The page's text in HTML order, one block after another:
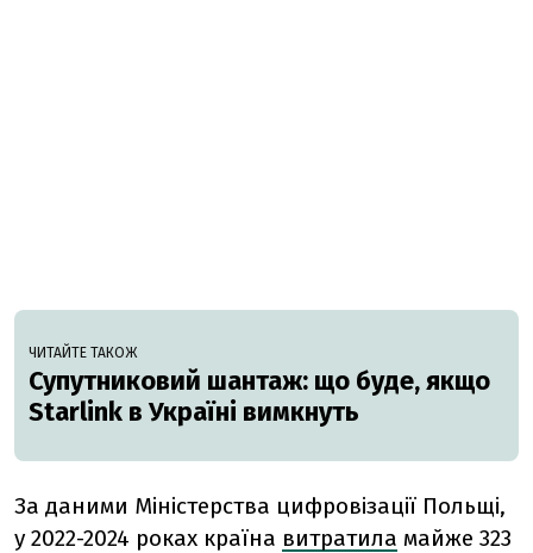
ЧИТАЙТЕ ТАКОЖ
Супутниковий шантаж: що буде, якщо
Starlink в Україні вимкнуть
За даними Міністерства цифровізації Польщі,
у 2022-2024 роках країна витратила майже 323